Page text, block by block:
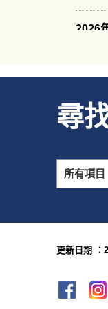
2026
2026
房協祖
刷：社
房協獲
2026
尋
所有項目
更新日期 ：